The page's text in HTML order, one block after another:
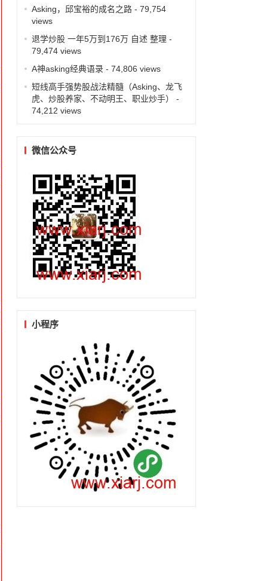
Asking，邱宝裕的成名之路- 79,754
views
退学炒股 一年5万到176万 自述 整理 -
79,474 views
A神asking经典语录- 74,806 views
短线高手强势股战法精髓（Asking、龙飞
虎、炒股养家、不动明王、职业炒手）
-
74,212 views
微信公众号
小程序